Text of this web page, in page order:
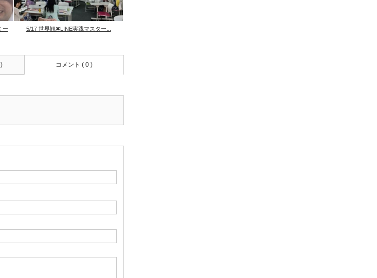
ー 5/17 世界観✖︎LINE実践マスター...
コメント ( 0 )